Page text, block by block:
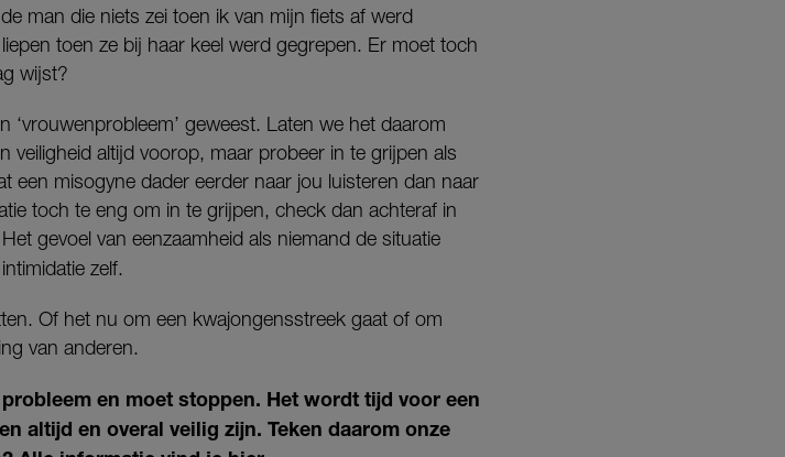
man die niets zei toen ik van mijn fiets af werd
toen ze bij haar keel werd gegrepen. Er moet toch
wijst?
‘vrouwenprobleem’ geweest. Laten we het daarom
veiligheid altijd voorop, maar probeer in te grijpen als
een misogyne dader eerder naar jou luisteren dan naar
toch te eng om in te grijpen, check dan achteraf in
gevoel van eenzaamheid als niemand de situatie
zelf.
Of het nu om een kwajongensstreek gaat of om
van anderen.
en moet stoppen. Het wordt tijd voor een
altijd en overal veilig zijn. Teken daarom onze